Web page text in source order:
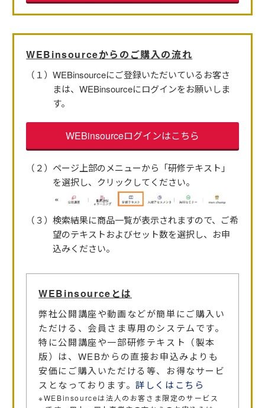
WEBinsourceからのご購入の流れ
（１）WEBinsourceにご登録いただいているお客さ
まは、WEBinsourceにログインをお願いしま
す。
WEBinsourceログインはこちら
（２）ページ上部のメニューから「研修テキスト」
を選択し、クリックしてください。
（３）検索結果に商品一覧が表示されますので、ご希
望のテキストおよびセット数を選択し、お申
込みください。
WEBinsourceとは
弊社公開講座や動画などが簡単にご購入い
ただける、会員さま専用のシステムです。
特に公開講座や一部研修テキスト（製本
版）は、WEBからの直接お申込みよりも
安価にご購入いただける等、お得なサービ
スとなっております。詳しくはこちら
※WEBinsourceは法人のお客さま限定のサービス